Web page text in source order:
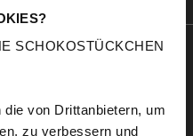
SCHOKOSTÜCKCHEN
von Drittanbietern, um
zu verbessern und
Service
Stofstalen